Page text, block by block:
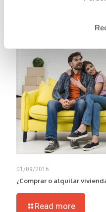
01/09/2016
¿Comprar o alquilar
Read more